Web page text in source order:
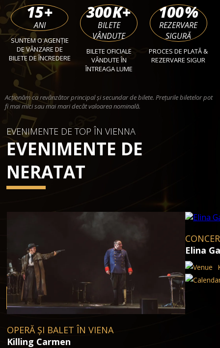
15+
ANI
SUNTEM O AGENȚIE
DE VÂNZARE DE
BILETE DE ÎNCREDERE
300K+
BILETE
VÂNDUTE
BILETE OFICIALE
VÂNDUTE ÎN
ÎNTREAGA LUME
100%
REZERVARE
SIGURĂ
PROCES DE PLATĂ &
REZERVARE SIGUR
Acționăm ca revânzător principal și secundar de bilete. Prețurile biletelor pot
fi mai mici sau mai mari decât valoarea nominală.
EVENIMENTE DE TOP ÎN VIENNA
EVENIMENTE DE
NERATAT
OPERĂ ȘI BALET ÎN VIENA
Killing Carmen
Elina